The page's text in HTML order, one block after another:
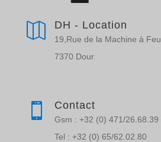
 DH - Location
19,Rue de la Machine à Feu
7370 Dour
 Contact
Gsm : +32 (0) 471/26.68.39
Tel : +32 (0) 65/62.02.80